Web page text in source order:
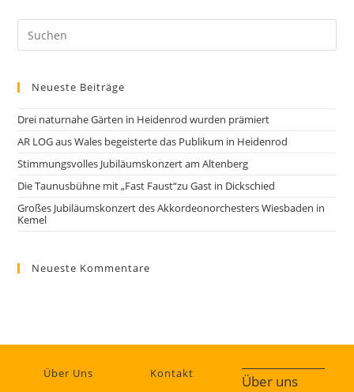
Neueste Beiträge
Drei naturnahe Gärten in Heidenrod wurden prämiert
AR LOG aus Wales begeisterte das Publikum in Heidenrod
Stimmungsvolles Jubiläumskonzert am Altenberg
Die Taunusbühne mit „Fast Faust“zu Gast in Dickschied
Großes Jubiläumskonzert des Akkordeonorchesters Wiesbaden in
Kemel
Neueste Kommentare
Über Uns Kontakt
Über uns